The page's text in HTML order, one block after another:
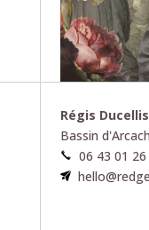
Régis
Bassin
06 43 01 26